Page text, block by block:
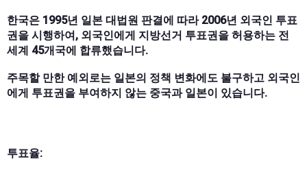
한국은 1995년 일본 대법원 판결에 따라 2006년 외국인 투표
권을 시행하여, 외국인에게 지방선거 투표권을 허용하는 전
세계 45개국에 합류했습니다.
주목할 만한 예외로는 일본의 정책 변화에도 불구하고 외국인
에게 투표권을 부여하지 않는 중국과 일본이 있습니다.
투표율: